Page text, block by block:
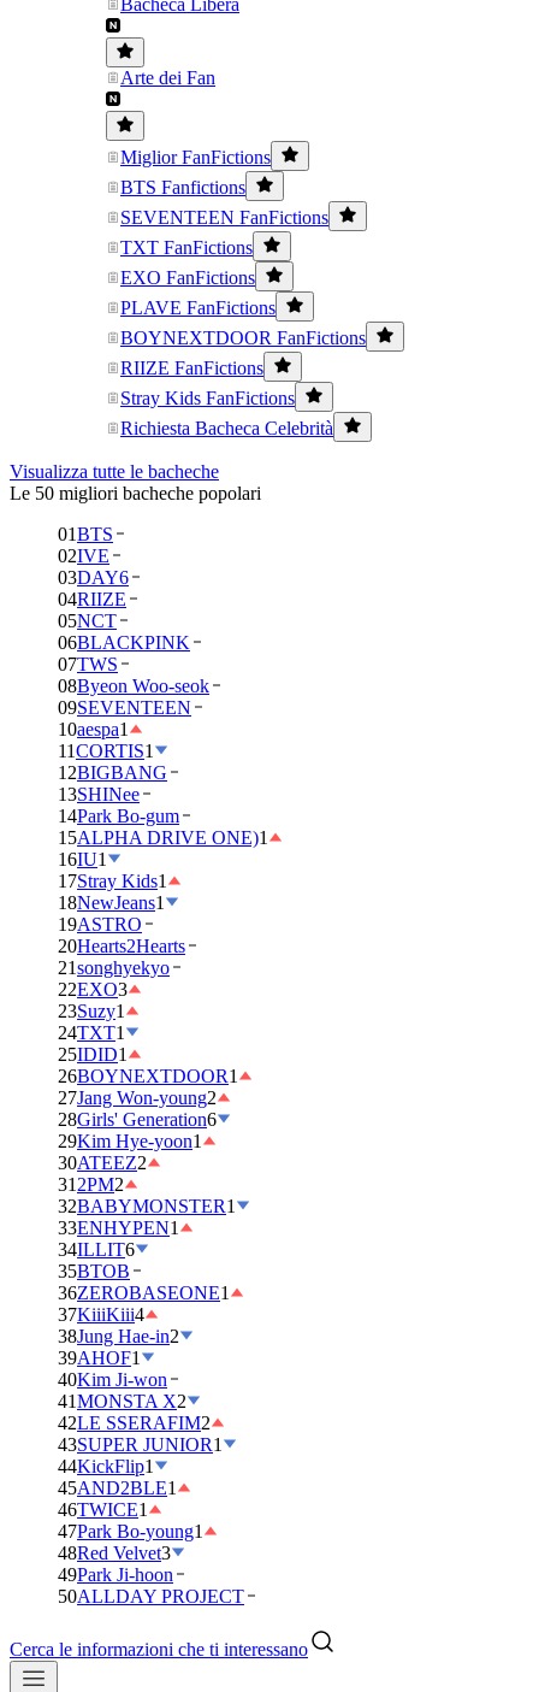
Bacheca Libera
Arte dei Fan
Miglior FanFictions
BTS Fanfictions
SEVENTEEN FanFictions
TXT FanFictions
EXO FanFictions
PLAVE FanFictions
BOYNEXTDOOR FanFictions
RIIZE FanFictions
Stray Kids FanFictions
Richiesta Bacheca Celebrità
Visualizza tutte le bacheche
Le 50 migliori bacheche popolari
01BTS
02IVE
03DAY6
04RIIZE
05NCT
06BLACKPINK
07TWS
08Byeon Woo-seok
09SEVENTEEN
10aespa1
11CORTIS1
12BIGBANG
13SHINee
14Park Bo-gum
15ALPHA DRIVE ONE)1
16IU1
17Stray Kids1
18NewJeans1
19ASTRO
20Hearts2Hearts
21songhyekyo
22EXO3
23Suzy1
24TXT1
25IDID1
26BOYNEXTDOOR1
27Jang Won-young2
28Girls' Generation6
29Kim Hye-yoon1
30ATEEZ2
31 2PM2
32BABYMONSTER1
33ENHYPEN1
34ILLIT6
35BTOB
36ZEROBASEONE1
37KiiiKiii4
38Jung Hae-in2
39AHOF1
40Kim Ji-won
41MONSTA X2
42LE SSERAFIM2
43SUPER JUNIOR1
44KickFlip1
45AND2BLE1
46TWICE1
47Park Bo-young1
48Red Velvet3
49Park Ji-hoon
50ALLDAY PROJECT
Cerca le informazioni che ti interessano